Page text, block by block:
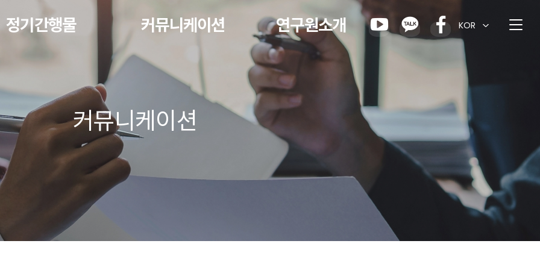
정기간행물 커뮤니케이션 연구원소개 KOR
커뮤니케이션